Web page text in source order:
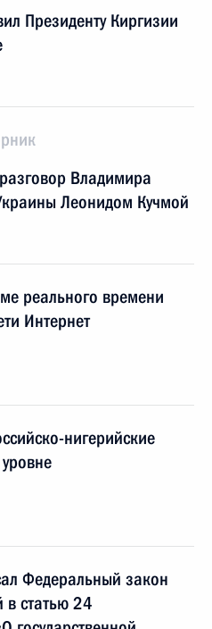
Президенту Киргизии
Владимира
Леонидом Кучмой
реального времени
Интернет
нигерийские
Федеральный закон
в статью 24